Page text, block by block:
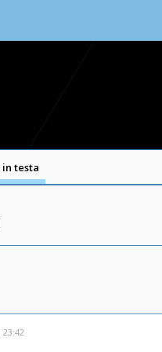
testa
23:42